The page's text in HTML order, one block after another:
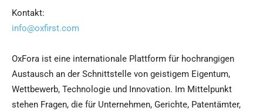
Kontakt:
info@oxfirst.com
OxFora ist eine internationale Plattform für hochrangigen
Austausch an der Schnittstelle von geistigem Eigentum,
Wettbewerb, Technologie und Innovation. Im Mittelpunkt
stehen Fragen, die für Unternehmen, Gerichte, Patentämter,